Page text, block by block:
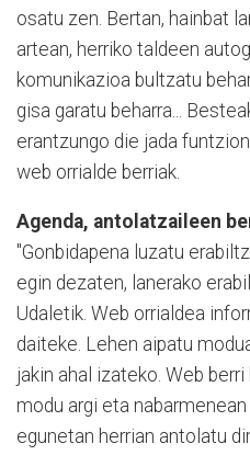
osatu zen. Bertan, hainbat
artean, herriko taldeen
komunikazioa bultzatu
gisa garatu beharra...
erantzungo die jada
web orrialde berriak.
Agenda, antolatzaileen
"Gonbidapena luzatu
egin dezaten, lanerako
Udaletik. Web orrialdea
daiteke. Lehen aipatu
jakin ahal izateko. Web
modu argi eta
egunetan herrian antolatu